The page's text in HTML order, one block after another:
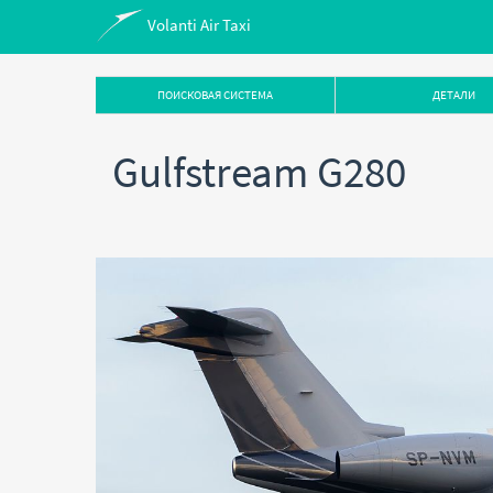
Volanti Air Taxi
ПОИСКОВАЯ СИСТЕМА ДЕТАЛИ
Gulfstream G280